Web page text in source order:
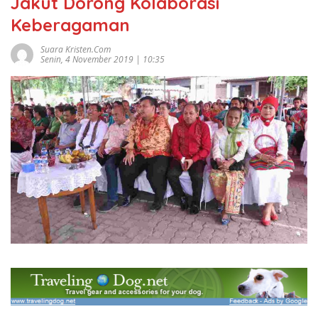
Keberagaman
Suara Kristen.com
Senin, 4 November 2019 | 10:35